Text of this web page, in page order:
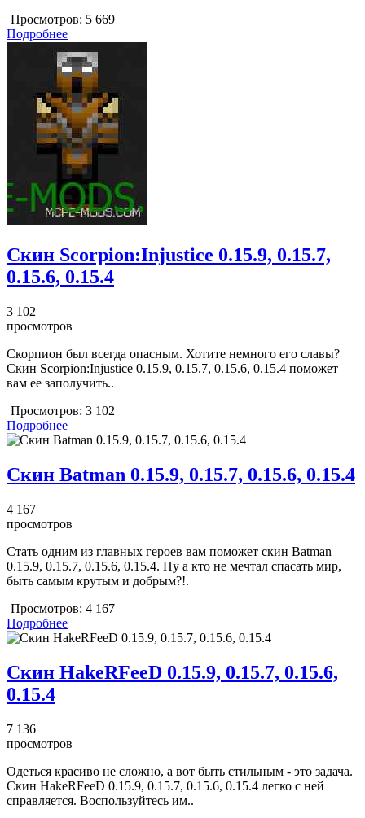
Просмотров: 5 669
Подробнее
Скин Scorpion:Injustice 0.15.9, 0.15.7,
0.15.6, 0.15.4
3 102
просмотров
Скорпион был всегда опасным. Хотите немного его славы?
Скин Scorpion:Injustice 0.15.9, 0.15.7, 0.15.6, 0.15.4 поможет
вам ее заполучить..
Просмотров: 3 102
Подробнее
Скин Batman 0.15.9, 0.15.7, 0.15.6, 0.15.4
4 167
просмотров
Стать одним из главных героев вам поможет скин Batman
0.15.9, 0.15.7, 0.15.6, 0.15.4. Ну а кто не мечтал спасать мир,
быть самым крутым и добрым?!.
Просмотров: 4 167
Подробнее
Скин HakeRFeeD 0.15.9, 0.15.7, 0.15.6,
0.15.4
7 136
просмотров
Одеться красиво не сложно, а вот быть стильным - это задача.
Скин HakeRFeeD 0.15.9, 0.15.7, 0.15.6, 0.15.4 легко с ней
справляется. Воспользуйтесь им..